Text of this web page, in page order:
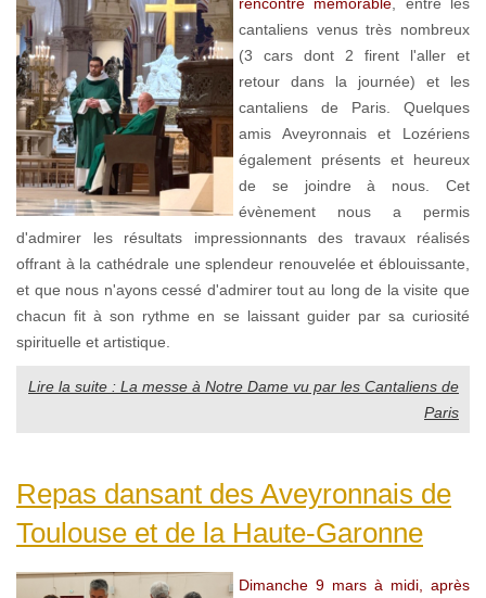
cantaliens venus très nombreux
(3 cars dont 2 firent l'aller et
retour dans la journée) et les
cantaliens de Paris. Quelques
amis Aveyronnais et Lozériens
également présents et heureux
de se joindre à nous. Cet
évènement nous a permis
d'admirer les résultats impressionnants des travaux réalisés
offrant à la cathédrale une splendeur renouvelée et éblouissante,
et que nous n'ayons cessé d'admirer tout au long de la visite que
chacun fit à son rythme en se laissant guider par sa curiosité
spirituelle et artistique.
Lire la suite : La messe à Notre Dame vu par les Cantaliens de
Paris
Repas dansant des Aveyronnais de
Toulouse et de la Haute-Garonne
Dimanche 9 mars à midi, après